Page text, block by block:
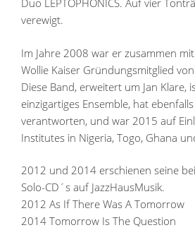
Duo LEPTOPHONICS. Auf vier
verewigt.
Im Jahre 2008 war er zusammen
Wollie Kaiser Gründungsmitglied von
Diese Band, erweitert um Jan Klare,
einzigartiges Ensemble, hat
verantworten, und war 2015 auf
Institutes in Nigeria, Togo, Ghana
2012 und 2014 erschienen seine
Solo-CD´s auf JazzHausMusik.
2012 As If There Was A Tomorrow
2014 Tomorrow Is The Question